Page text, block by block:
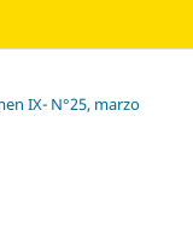
IX- N°25, marzo